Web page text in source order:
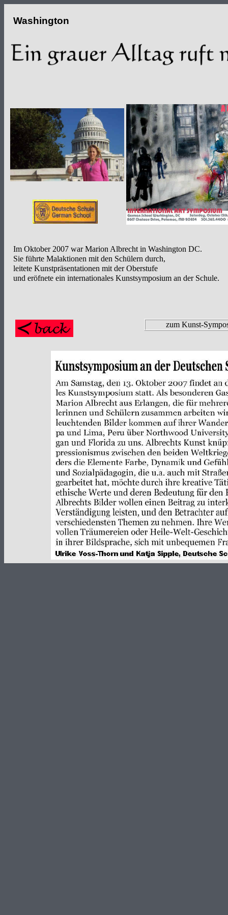
Washington
Im Oktober 2007 war Marion Albrecht in Washington DC.
Sie führte Malaktionen mit den Schülern durch,
leitete Kunstpräsentationen mit der Oberstufe
und eröfnete ein internationales Kunstsymposium an der Schule.
zum Kunst-